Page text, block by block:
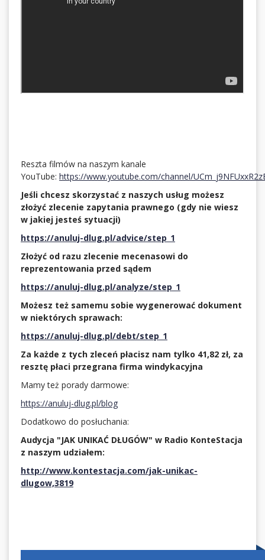
Reszta filmów na naszym kanale
YouTube: https://www.youtube.com/channel/
Jeśli chcesz skorzystać z naszych usług możesz
złożyć zlecenie zapytania prawnego (gdy nie wiesz
w jakiej jesteś sytuacji)
https://anuluj-dlug.pl/advice/step_1
Złożyć od razu zlecenie mecenasowi do
reprezentowania przed sądem
https://anuluj-dlug.pl/analyze/step_1
Możesz też samemu sobie wygenerować dokument
w niektórych sprawach:
https://anuluj-dlug.pl/debt/step_1
Za każde z tych zleceń płacisz nam tylko 41,82 zł, za
resztę płaci przegrana firma windykacyjna
Mamy też porady darmowe:
https://anuluj-dlug.pl/blog
Dodatkowo do posłuchania:
Audycja "JAK UNIKAĆ DŁUGÓW" w Radio KonteStacja
z naszym udziałem:
http://www.kontestacja.com/jak-unikac-
dlugow,3819